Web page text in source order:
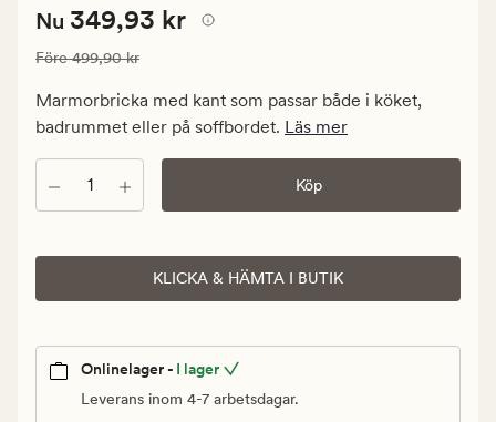
Nuvarande
349,93
kr.
Ordinarie
Nuvarande pris
Nu 349,93 kr
Ordinarie pris 499,90 kr
Före499,90 kr
Marmorbricka med kant som passar både i köket,
badrummet eller på soffbordet. Läs mer
Antal Köp
KLICKA & HÄMTA I BUTIK
Onlinelager - I lager
Leverans inom 4-7 arbetsdagar.